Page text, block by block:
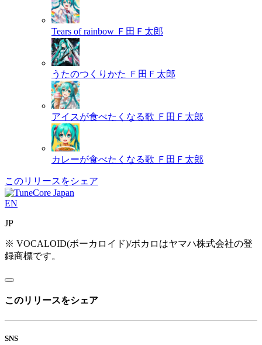
Tears of rainbow Ｆ田Ｆ太郎
うたのつくりかた Ｆ田Ｆ太郎
アイスが食べたくなる歌 Ｆ田Ｆ太郎
カレーが食べたくなる歌 Ｆ田Ｆ太郎
このリリースをシェア
EN
JP
※ VOCALOID(ボーカロイド)/ボカロはヤマハ株式会社の登
録商標です。
このリリースをシェア
SNS